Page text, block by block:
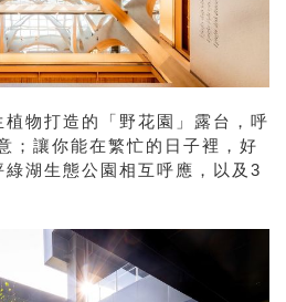
物打造的「野花園」露台，呼
；讓你能在繁忙的日子裡，好
湖生態公園相互呼應，以及3